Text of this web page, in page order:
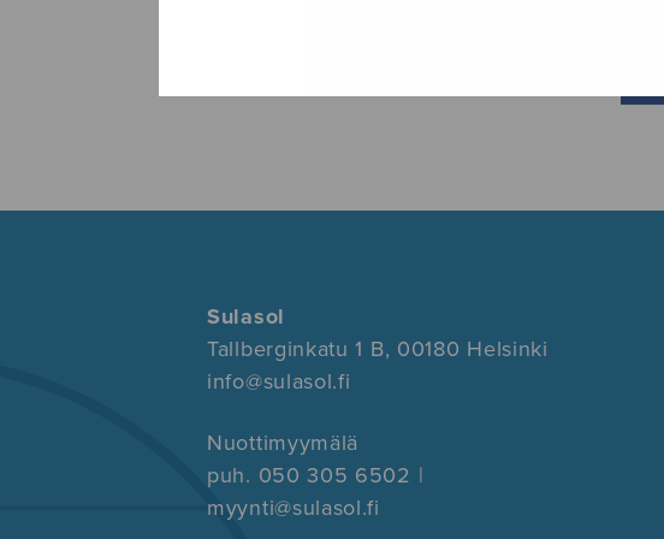
Sulasol
Tallberginkatu 1 B, 00180 Helsinki
info@sulasol.fi
Nuottimyymälä
puh. 050 305 6502 |
myynti@sulasol.fi